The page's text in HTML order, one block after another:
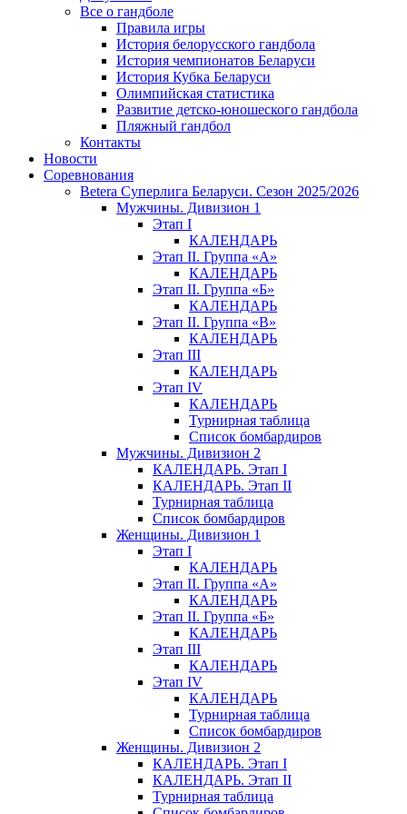
Все о гандболе
Правила игры
История белорусского гандбола
История чемпионатов Беларуси
История Кубка Беларуси
Олимпийская статистика
Развитие детско-юношеского гандбола
Пляжный гандбол
Контакты
Новости
Соревнования
Betera Суперлига Беларуси. Сезон 2025/2026
Мужчины. Дивизион 1
Этап I
КАЛЕНДАРЬ
Этап II. Группа «А»
КАЛЕНДАРЬ
Этап II. Группа «Б»
КАЛЕНДАРЬ
Этап II. Группа «В»
КАЛЕНДАРЬ
Этап III
КАЛЕНДАРЬ
Этап IV
КАЛЕНДАРЬ
Турнирная таблица
Список бомбардиров
Мужчины. Дивизион 2
КАЛЕНДАРЬ. Этап I
КАЛЕНДАРЬ. Этап II
Турнирная таблица
Список бомбардиров
Женщины. Дивизион 1
Этап I
КАЛЕНДАРЬ
Этап II. Группа «А»
КАЛЕНДАРЬ
Этап II. Группа «Б»
КАЛЕНДАРЬ
Этап III
КАЛЕНДАРЬ
Этап IV
КАЛЕНДАРЬ
Турнирная таблица
Список бомбардиров
Женщины. Дивизион 2
КАЛЕНДАРЬ. Этап I
КАЛЕНДАРЬ. Этап II
Турнирная таблица